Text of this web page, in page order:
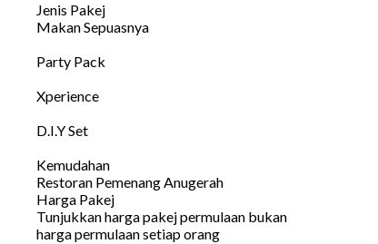
Jenis Pakej
Makan Sepuasnya
Party Pack
Xperience
D.I.Y Set
Kemudahan
Restoran Pemenang Anugerah
Harga Pakej
Tunjukkan harga pakej permulaan bukan
harga permulaan setiap orang